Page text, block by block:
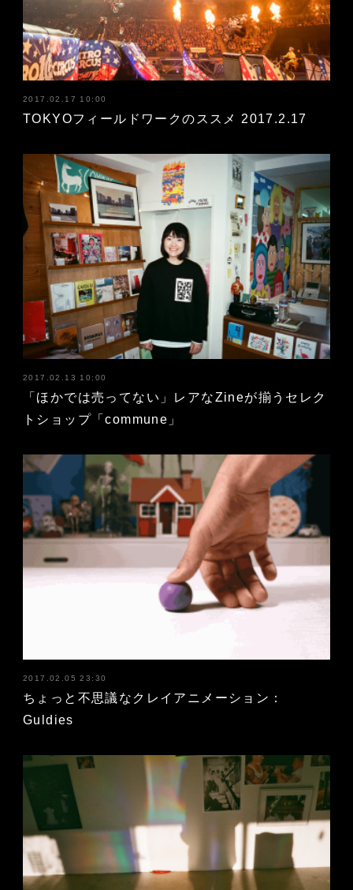
2017.02.17 10:00
TOKYOフィールドワークのススメ 2017.2.17
2017.02.13 10:00
「ほかでは売ってない」レアなZineが揃うセレク
トショップ「commune」
2017.02.05 23:30
ちょっと不思議なクレイアニメーション：
Guldies